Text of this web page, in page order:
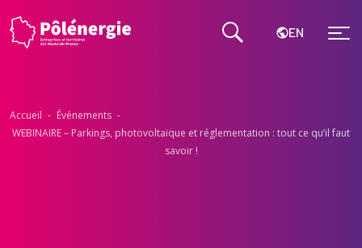
EN
Accueil - Événements -
WEBINAIRE – Parkings, photovoltaïque et réglementation : tout ce qu’il faut
savoir !